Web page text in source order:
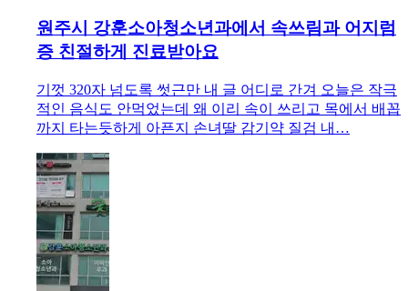
원주시 강훈소아청소년과에서 속쓰림과 어지럼
증 친절하게 진료받아요
기껏 320자 넘도록 썻근만 내 글 어디로 간겨 오늘은 작극
적인 음식도 안먹었는데 왜 이리 속이 쓰리고 목에서 배꼽
까지 타는듯하게 아픈지 손녀딸 감기약 질검 내…